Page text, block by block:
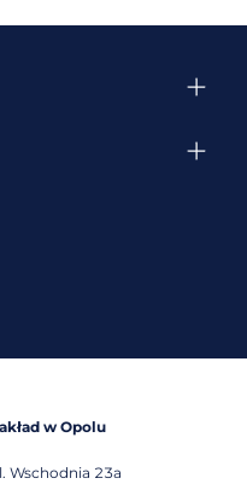
w Opolu
Wschodnia 23a